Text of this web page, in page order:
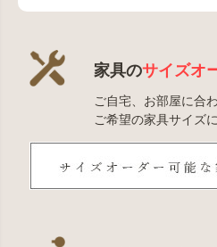
家具のサイズオ
ご自宅、お部屋に合
ご希望の家具サイズ